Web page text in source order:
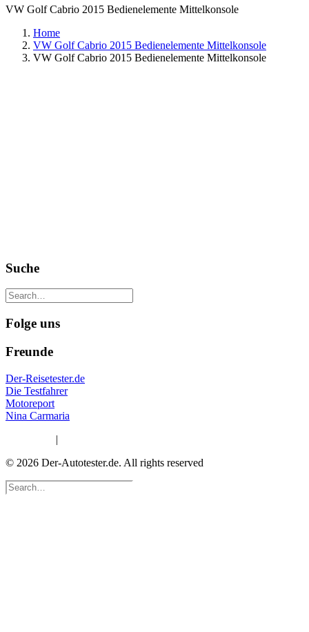
VW Golf Cabrio 2015 Bedienelemente Mittelkonsole
Home
VW Golf Cabrio 2015 Bedienelemente Mittelkonsole
VW Golf Cabrio 2015 Bedienelemente Mittelkonsole
Suche
Folge uns
Freunde
Der-Reisetester.de
Die Testfahrer
Motoreport
Nina Carmaria
|
© 2026 Der-Autotester.de. All rights reserved